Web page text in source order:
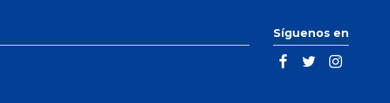
Síguenos en